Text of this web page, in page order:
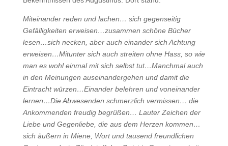
Miteinander reden und lachen… sich gegenseitig
Gefälligkeiten erweisen…zusammen schöne Bücher
lesen…sich necken, aber auch einander sich Achtung
erweisen…Mitunter sich auch streiten ohne Hass, so wie
man es wohl einmal mit sich selbst tut…Manchmal auch
in den Meinungen auseinandergehen und damit die
Eintracht würzen…Einander belehren und voneinander
lernen…Die Abwesenden schmerzlich vermissen… die
Ankommenden freudig begrüßen… Lauter Zeichen der
Liebe und Gegenliebe, die aus dem Herzen kommen…
sich äußern in Miene, Wort und tausend freundlichen